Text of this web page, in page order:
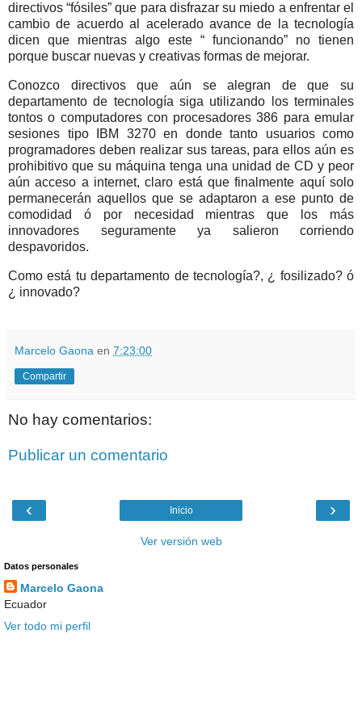
directivos “fósiles”que para disfrazar su miedo a enfrentar el
cambio de acuerdo al acelerado avance de la tecnología
dicen que mientras algo este “ funcionando” no tienen
porque buscar nuevas y creativas formas de mejorar.
Conozco directivos que aún se alegran de que su
departamento de tecnología siga utilizando los terminales
tontos o computadores con procesadores 386 para emular
sesiones tipo IBM 3270 en donde tanto usuarios como
programadores deben realizar sus tareas, para ellos aún es
prohibitivo que su máquina tenga una unidad de CD y peor
aún acceso a internet, claro está que finalmente aquí solo
permanecerán aquellos que se adaptaron a ese punto de
comodidad ó por necesidad mientras que los más
innovadores seguramente ya salieron corriendo
despavoridos.
Como está tu departamento de tecnología?, ¿ fosilizado? ó
¿ innovado?
Marcelo Gaona en 7:23:00
Compartir
No hay comentarios:
Publicar un comentario
‹ ›
Inicio
Ver versión web
Datos personales
Marcelo Gaona
Ecuador
Ver todo mi perfil